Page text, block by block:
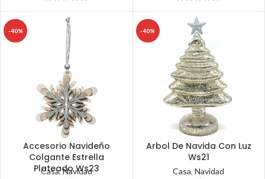
-40%
Accesorio Navideño
Colgante Estrella
Plateado Ws23
Casa,Navidad
-40%
Arbol De Navida Con Luz
Ws21
Casa,Navidad